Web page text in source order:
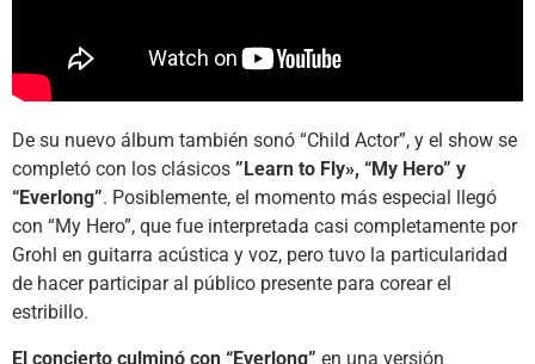
De su nuevo álbum también sonó “Child Actor”, y el show se
completó con los clásicos ”Learn to Fly», “My Hero” y
“Everlong”. Posiblemente, el momento más especial llegó
con “My Hero”, que fue interpretada casi completamente por
Grohl en guitarra acústica y voz, pero tuvo la particularidad
de hacer participar al público presente para corear el
estribillo.
El concierto culminó con “Everlong” en una versión